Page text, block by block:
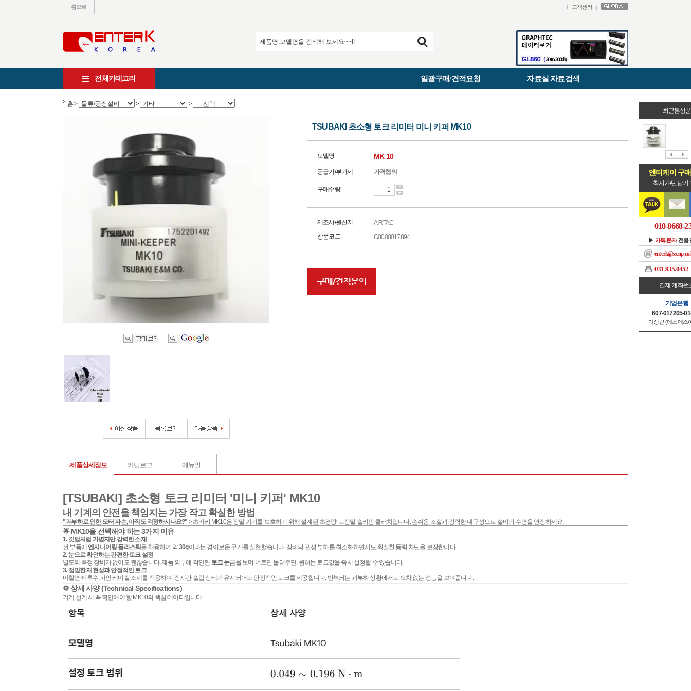
홈으로 고객센터
전체카테고리 일괄구매/견적요청 자료실 자료검색
홈> > >
TSUBAKI 초소형 토크 리미터 미니 키퍼 MK10
모델명 MK 10
공급가/부가세 가격협의
구매수량
제조사/원산지
AIRTAC
상품코드
G0000017894
제품상세정보 카탈로그 메뉴얼
[TSUBAKI] 초소형 토크 리미터 '미니 키퍼' MK10
내 기계의 안전을 책임지는 가장 작고 확실한 방법
"과부하로 인한 모터 파손, 아직도 걱정하시나요?" > 츠바키 MK10은 정밀 기기를 보호하기 위해 설계된 초경량·고정밀 슬리핑 클러치입니다. 손쉬운 조절과 강력한 내구성으로 설비의 수명을 연장하세요.
🌟 MK10을 선택해야 하는 3가지 이유
1. 깃털처럼 가볍지만 강력한 소재
전 부품에엔지니어링 플라스틱을 채용하여 약30g이라는 경이로운 무게를 실현했습니다. 장비의 관성 부하를 최소화하면서도 확실한 동력 차단을 보장합니다.
2. 눈으로 확인하는 간편한 토크 설정
별도의 측정 장비가 없어도 괜찮습니다. 제품 외부에 각인된 토크 눈금을 보며 너트만 돌려주면, 원하는 토크값을 즉시 설정할 수 있습니다.
3. 정밀한 재현성과 안정적인 토크
마찰면에 특수 파인 케미컬 소재를 적용하여, 장시간 슬립 상태가 유지되어도 안정적인 토크를 제공합니다. 반복되는 과부하 상황에서도 오차 없는 성능을 보여줍니다.
⚙️ 상세 사양 (Technical Specifications)
기계 설계 시 꼭 확인해야 할 MK10의 핵심 데이터입니다.
최근본상품
엔터케이 구
최저가/단납기
010-8668-
▶ 카톡,문자전용
031.935.0452
결제 계좌번
기업은행
607-017205-
이상근 (에스에스